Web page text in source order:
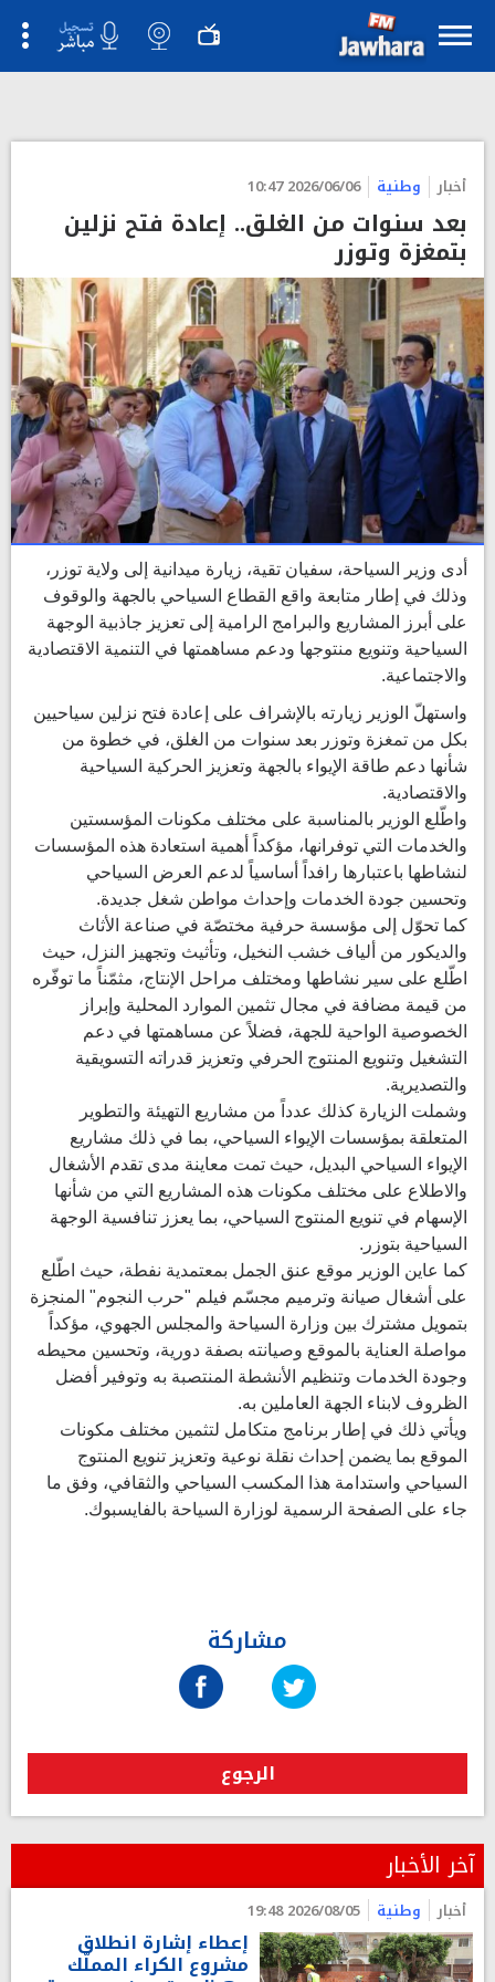
أخبار وطنية 2026/06/06 10:47
بعد سنوات من الغلق.. إعادة فتح نزلين
بتمغزة وتوزر
أدى وزير السياحة، سفيان تقية، زيارة ميدانية إلى ولاية توزر،
وذلك في إطار متابعة واقع القطاع السياحي بالجهة والوقوف
على أبرز المشاريع والبرامج الرامية إلى تعزيز جاذبية الوجهة
السياحية وتنويع منتوجها ودعم مساهمتها في التنمية الاقتصادية
والاجتماعية.
واستهلّ الوزير زيارته بالإشراف على إعادة فتح نزلين سياحيين
بكل من تمغزة وتوزر بعد سنوات من الغلق، في خطوة من
شأنها دعم طاقة الإيواء بالجهة وتعزيز الحركية السياحية
والاقتصادية.
واطّلع الوزير بالمناسبة على مختلف مكونات المؤسستين
والخدمات التي توفرانها، مؤكداً أهمية استعادة هذه المؤسسات
لنشاطها باعتبارها رافداً أساسياً لدعم العرض السياحي
وتحسين جودة الخدمات وإحداث مواطن شغل جديدة.
كما تحوّل إلى مؤسسة حرفية مختصّة في صناعة الأثاث
والديكور من ألياف خشب النخيل، وتأثيث وتجهيز النزل، حيث
اطّلع على سير نشاطها ومختلف مراحل الإنتاج، مثمّناً ما توفّره
من قيمة مضافة في مجال تثمين الموارد المحلية وإبراز
الخصوصية الواحية للجهة، فضلاً عن مساهمتها في دعم
التشغيل وتنويع المنتوج الحرفي وتعزيز قدراته التسويقية
والتصديرية.
وشملت الزيارة كذلك عدداً من مشاريع التهيئة والتطوير
المتعلقة بمؤسسات الإيواء السياحي، بما في ذلك مشاريع
الإيواء السياحي البديل، حيث تمت معاينة مدى تقدم الأشغال
والاطلاع على مختلف مكونات هذه المشاريع التي من شأنها
الإسهام في تنويع المنتوج السياحي، بما يعزز تنافسية الوجهة
السياحية بتوزر.
كما عاين الوزير موقع عنق الجمل بمعتمدية نفطة، حيث اطّلع
على أشغال صيانة وترميم مجسّم فيلم "حرب النجوم" المنجزة
بتمويل مشترك بين وزارة السياحة والمجلس الجهوي، مؤكداً
مواصلة العناية بالموقع وصيانته بصفة دورية، وتحسين محيطه
وجودة الخدمات وتنظيم الأنشطة المنتصبة به وتوفير أفضل
الظروف لابناء الجهة العاملين به.
ويأتي ذلك في إطار برنامج متكامل لتثمين مختلف مكونات
الموقع بما يضمن إحداث نقلة نوعية وتعزيز تنويع المنتوج
السياحي واستدامة هذا المكسب السياحي والثقافي، وفق ما
جاء على الصفحة الرسمية لوزارة السياحة بالفايسبوك.
مشاركة
الرجوع
آخر الأخبار
أخبار وطنية 2026/08/05 19:48
إعطاء إشارة انطلاق
مشروع الكراء المملّك